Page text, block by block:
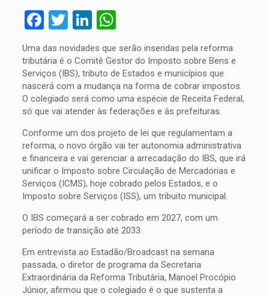
Facebook
TwitterLinkedIn
WhatsApp
Uma das novidades que serão inseridas pela reforma
tributária é o Comitê Gestor do Imposto sobre Bens e
Serviços (IBS), tributo de Estados e municípios que
nascerá com a mudança na forma de cobrar impostos.
O colegiado será como uma espécie de Receita Federal,
só que vai atender às federações e às prefeituras.
Conforme um dos projeto de lei que regulamentam a
reforma, o novo órgão vai ter autonomia administrativa
e financeira e vai gerenciar a arrecadação do IBS, que irá
unificar o Imposto sobre Circulação de Mercadorias e
Serviços (ICMS), hoje cobrado pelos Estados, e o
Imposto sobre Serviços (ISS), um tribuito municipal.
O IBS começará a ser cobrado em 2027, com um
período de transição até 2033.
Em entrevista ao Estadão/Broadcast na semana
passada, o diretor de programa da Secretaria
Extraordinária da Reforma Tributária, Manoel Procópio
Júnior, afirmou que o colegiado é o que sustenta a